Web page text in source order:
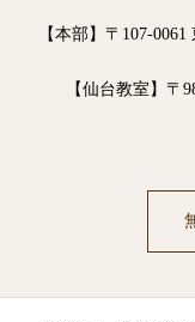
【本部】〒107-
【仙台教室】〒